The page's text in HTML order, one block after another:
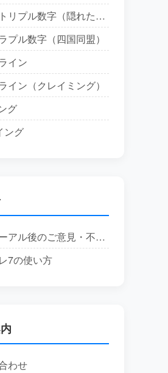
プル数字（隠れたトリプル）
プル数字（四国同盟）
イン
イン（クレイミング）
グ
ング
後のご意見・不具合報告はこちら
7の使い方
わせ